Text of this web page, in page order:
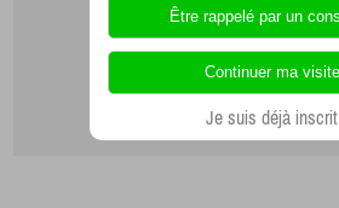
Je suis déjà inscrit